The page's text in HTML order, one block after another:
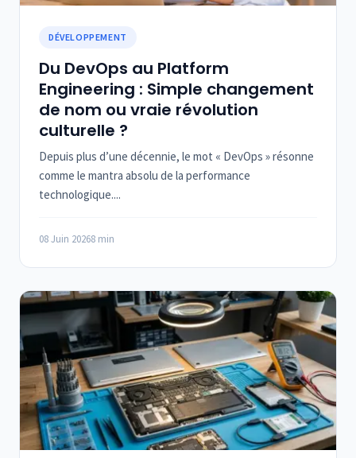
DÉVELOPPEMENT
Du DevOps au Platform
Engineering : Simple changement
de nom ou vraie révolution
culturelle ?
Depuis plus d’une décennie, le mot « DevOps » résonne
comme le mantra absolu de la performance
technologique....
08 Juin 20268 min